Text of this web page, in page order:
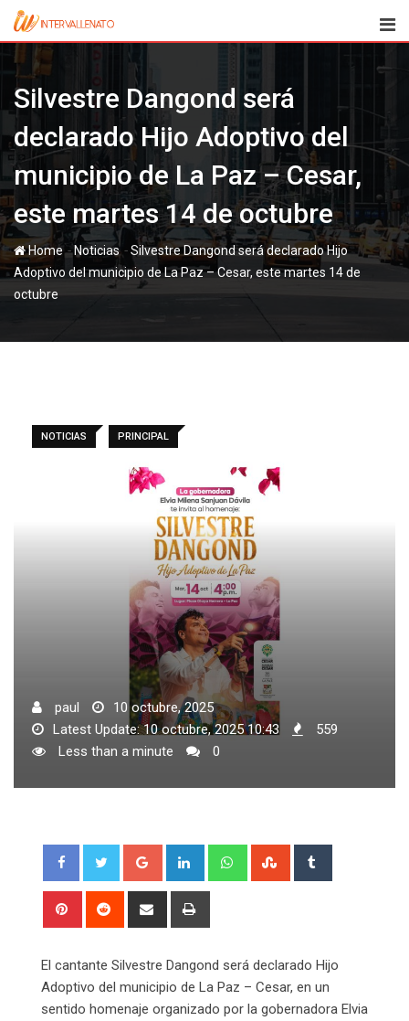
Skip
content
Silvestre Dangond será
declarado Hijo Adoptivo del
municipio de La Paz – Cesar,
este martes 14 de octubre
Home-Noticias-Silvestre Dangond será declarado Hijo
Adoptivo del municipio de La Paz – Cesar, este martes 14 de
octubre
NOTICIAS PRINCIPAL
paul
10 octubre, 2025
Latest Update: 10 octubre, 2025 10:43
559
Less than a minute
0
Google+ LinkedIn WhatsappStumbleUpon
Pinterest Reddit
Share
El cantante Silvestre Dangond será declarado Hijo
Adoptivo del municipio de La Paz – Cesar, en un
sentido homenaje organizado por la gobernadora Elvia